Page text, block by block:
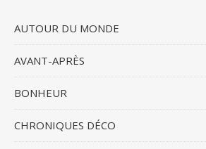
AUTOUR DU MONDE
AVANT-APRÈS
BONHEUR
CHRONIQUES DÉCO